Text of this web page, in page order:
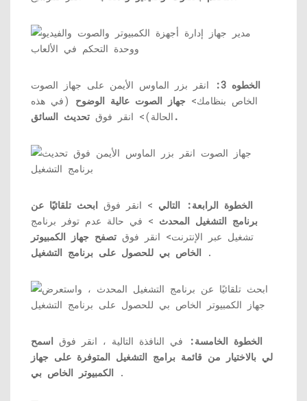
الخطوه 3:
انقر بزر الماوس الأيمن على جهاز الصوت
الخاص بنظامك> جهاز الصوت عالية الوضوح (في هذه
الحالة)> انقر فوق تحديث السائق.
الخطوة الرابعة: التالي > انقر فوق ابحث تلقائيًا عن
برنامج التشغيل المحدث > في حالة عدم توفر برنامج
تشغيل عبر الإنترنت> انقر فوق تصفح جهاز الكمبيوتر
الخاص بي للحصول على برنامج التشغيل .
الخطوة الخامسة: في النافذة التالية ، انقر فوق اسمح
لي بالاختيار من قائمة برامج التشغيل المتوفرة على جهاز
الكمبيوتر الخاص بي .